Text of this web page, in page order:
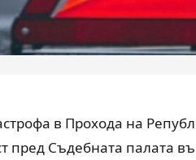
в Прохода на
пред Съдебната палата